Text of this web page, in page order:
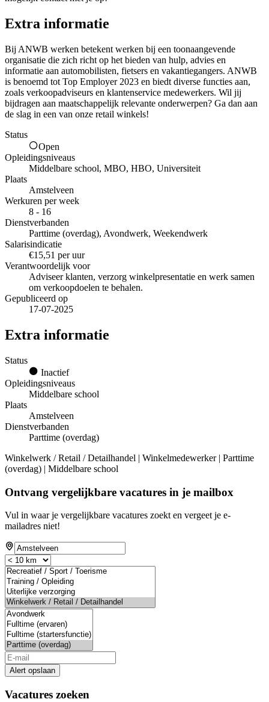
Extra informatie
Bij ANWB werken betekent werken bij een toonaangevende
organisatie die zich richt op het bieden van hulp, advies en
informatie aan automobilisten, fietsers en vakantiegangers. ANWB
is benoemd tot Top Employer 2023 en biedt diverse functies aan,
zoals verkoopadviseurs en klantenservice medewerkers. Wil jij
bijdragen aan maatschappelijk relevante onderwerpen? Ga dan aan
de slag in een van onze retail winkels!
Status
Open
Opleidingsniveaus
Middelbare school, MBO, HBO, Universiteit
Plaats
Amstelveen
Werkuren per week
8 - 16
Dienstverbanden
Parttime (overdag), Avondwerk, Weekendwerk
Salarisindicatie
€15,51 per uur
Verantwoordelijk voor
Adviseer klanten, verzorg winkelpresentatie en werk samen
om verkoopdoelen te behalen.
Gepubliceerd op
17-07-2025
Extra informatie
Status
Inactief
Opleidingsniveaus
Middelbare school
Plaats
Amstelveen
Dienstverbanden
Parttime (overdag)
Winkelwerk / Retail / Detailhandel | Winkelmedewerker | Parttime
(overdag) | Middelbare school
Ontvang vergelijkbare vacatures in je mailbox
Vul in waar je vergelijkbare vacatures zoekt en vergeet je e-
mailadres niet!
Alert opslaan
Vacatures zoeken